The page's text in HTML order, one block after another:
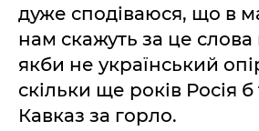
дуже сподіваюся, що в
нам скажуть за це
якби не український
скільки ще років Росія
Кавказ за горло.